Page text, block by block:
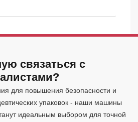
связаться с
для повышения безопасности и
упаковок - наши машины
идеальным выбором для точной